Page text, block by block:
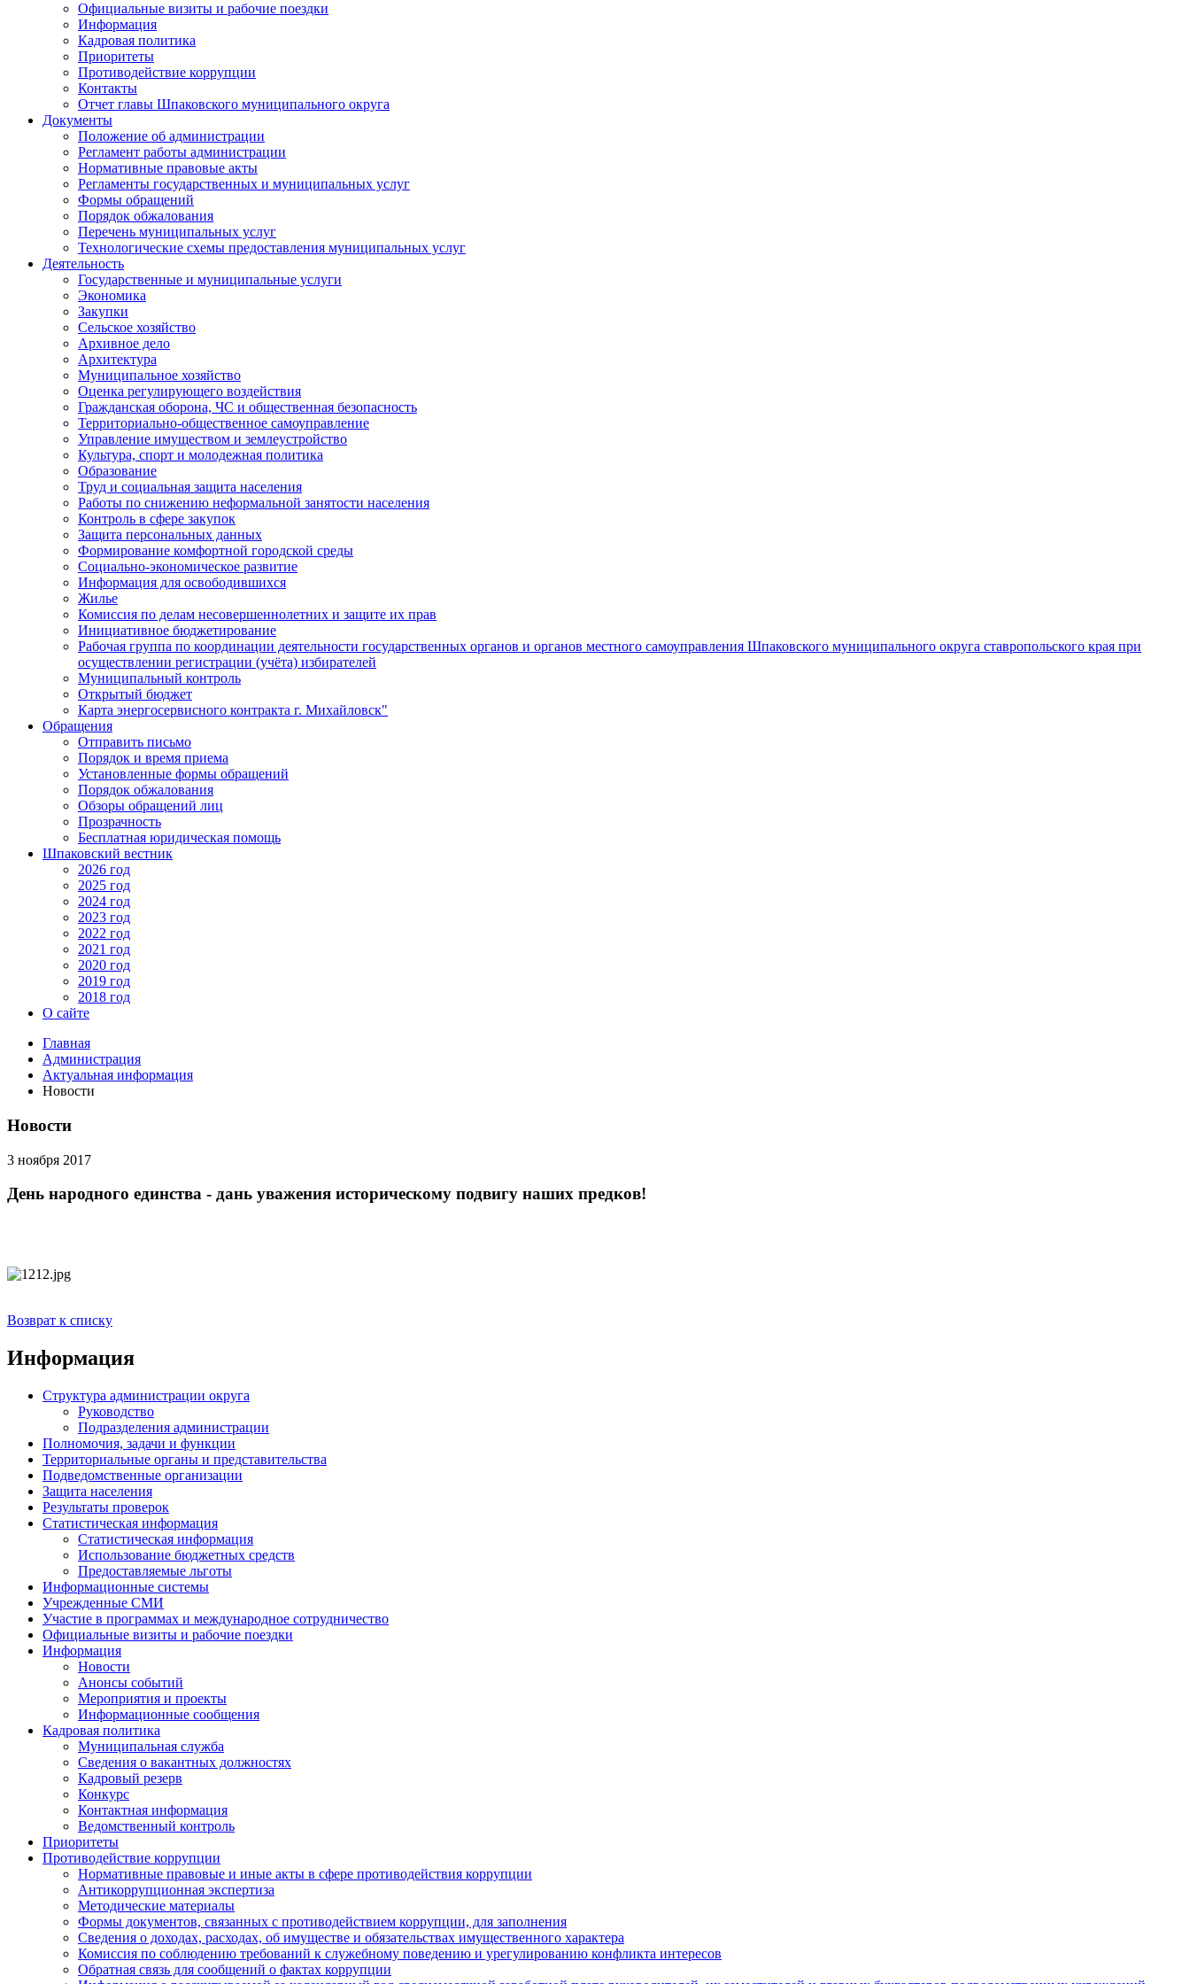
Официальные визиты и рабочие поездки
Информация
Кадровая политика
Приоритеты
Противодействие коррупции
Контакты
Отчет главы Шпаковского муниципального округа
Документы
Положение об администрации
Регламент работы администрации
Нормативные правовые акты
Регламенты государственных и муниципальных услуг
Формы обращений
Порядок обжалования
Перечень муниципальных услуг
Технологические схемы предоставления муниципальных услуг
Деятельность
Государственные и муниципальные услуги
Экономика
Закупки
Сельское хозяйство
Архивное дело
Архитектура
Муниципальное хозяйство
Оценка регулирующего воздействия
Гражданская оборона, ЧС и общественная безопасность
Территориально-общественное самоуправление
Управление имуществом и землеустройство
Культура, спорт и молодежная политика
Образование
Труд и социальная защита населения
Работы по снижению неформальной занятости населения
Контроль в сфере закупок
Защита персональных данных
Формирование комфортной городской среды
Социально-экономическое развитие
Информация для освободившихся
Жилье
Комиссия по делам несовершеннолетних и защите их прав
Инициативное бюджетирование
Рабочая группа по координации деятельности государственных органов и органов местного самоуправления Шпаковского муниципального округа ставропольского края при
осуществлении регистрации (учёта) избирателей
Муниципальный контроль
Открытый бюджет
Карта энергосервисного контракта г. Михайловск"
Обращения
Отправить письмо
Порядок и время приема
Установленные формы обращений
Порядок обжалования
Обзоры обращений лиц
Прозрачность
Бесплатная юридическая помощь
Шпаковский вестник
2026 год
2025 год
2024 год
2023 год
2022 год
2021 год
2020 год
2019 год
2018 год
О сайте
Главная
Администрация
Актуальная информация
Новости
Новости
3 ноября 2017
День народного единства - дань уважения историческому подвигу наших предков!
Возврат к списку
Информация
Структура администрации округа
Руководство
Подразделения администрации
Полномочия, задачи и функции
Территориальные органы и представительства
Подведомственные организации
Защита населения
Результаты проверок
Статистическая информация
Статистическая информация
Использование бюджетных средств
Предоставляемые льготы
Информационные системы
Учрежденные СМИ
Участие в программах и международное сотрудничество
Официальные визиты и рабочие поездки
Информация
Новости
Анонсы событий
Мероприятия и проекты
Информационные сообщения
Кадровая политика
Муниципальная служба
Сведения о вакантных должностях
Кадровый резерв
Конкурс
Контактная информация
Ведомственный контроль
Приоритеты
Противодействие коррупции
Нормативные правовые и иные акты в сфере противодействия коррупции
Антикоррупционная экспертиза
Методические материалы
Формы документов, связанных с противодействием коррупции, для заполнения
Сведения о доходах, расходах, об имуществе и обязательствах имущественного характера
Комиссия по соблюдению требований к служебному поведению и урегулированию конфликта интересов
Обратная связь для сообщений о фактах коррупции